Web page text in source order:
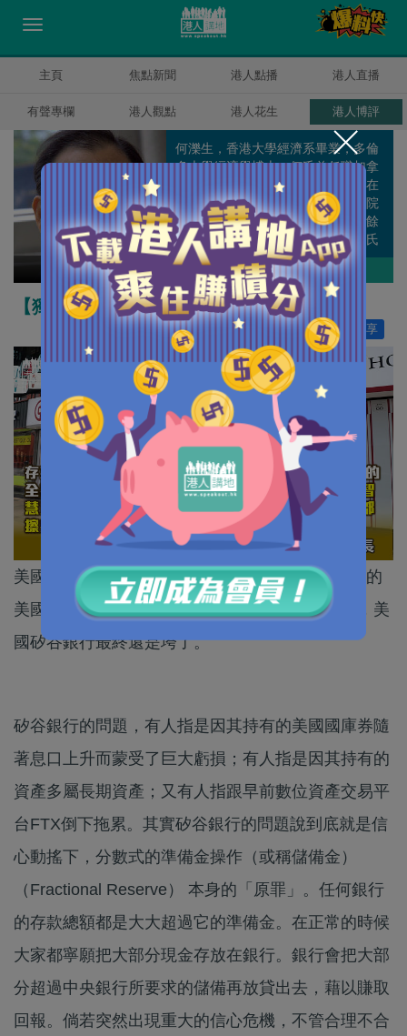
主頁 焦點新聞 港人點播 港人直播
有聲專欄 港人觀點 港人花生 港人博評
何濼生
何濼生，香港大學經濟系畢業，多倫
多大學經濟學博士。何氏曾任職加拿
大安大略省政府庫務及經濟部，並在
香港中文大學、嶺南大學，珠海學院
等任教。何氏專攻政策研究，除百餘
篇學術論文外，更有多本著作。何氏
曾擔任多個公職及香港經濟學會會
長。
作者其他博評
【獨家文章】是時候檢討我們的存款保險
分享
13
美國矽谷銀行曾連續5年存榮登Forbes Magazine 的
美國最佳銀行之列。然而，受到信心動搖的影響，美
國矽谷銀行最終還是垮了。
矽谷銀行的問題，有人指是因其持有的美國國庫券隨
著息口上升而蒙受了巨大虧損；有人指是因其持有的
資產多屬長期資產；又有人指跟早前數位資產交易平
台FTX倒下拖累。其實矽谷銀行的問題說到底就是信
心動搖下，分數式的準備金操作（或稱儲備金）
（Fractional Reserve） 本身的「原罪」。任何銀行
的存款總額都是大大超過它的準備金。在正常的時候
大家都寧願把大部分現金存放在銀行。銀行會把大部
分超過中央銀行所要求的儲備再放貸出去，藉以賺取
回報。倘若突然出現重大的信心危機，不管合理不合